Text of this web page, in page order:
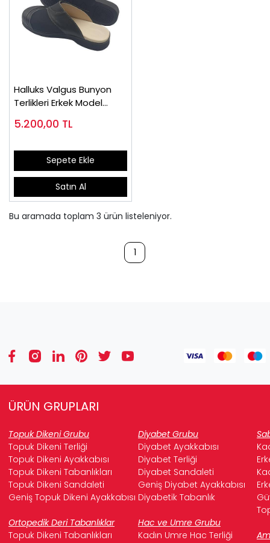
Halluks Valgus Bunyon
Terlikleri Erkek Model
5.200,00 TL
Sepete Ekle
Satın Al
Bu aramada toplam 3 ürün listeleniyor.
1
ÜRÜN GRUPLARI
Topuk Dikeni Grubu Diyabet Grubu
Topuk Dikeni Terliği
Diyabet Ayakkabısı
Topuk Dikeni Ayakkabısı
Diyabet Terliği
Topuk Dikeni Tabanlıkları
Diyabet Sandaleti
Topuk Dikeni Sandaleti
Geniş Diyabet Ayakkabısı
Geniş Topuk Dikeni Ayakkabısı Diyabetik Tabanlık
Ortopedik Deri Tabanlıklar
Hac ve Umre Grubu
Topuk Dikeni Tabanlıkları
Kadın Umre Hac Terliği